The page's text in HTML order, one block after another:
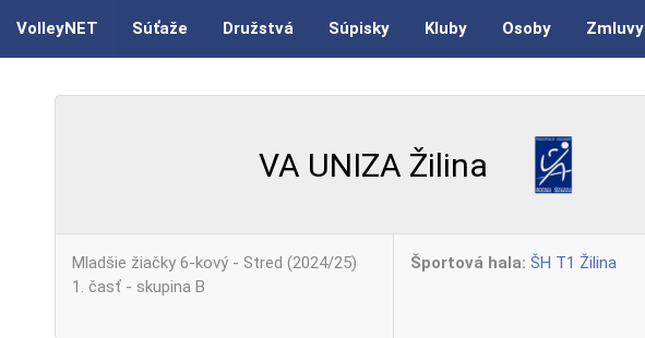
VolleyNET Súťaže Družstvá Súpisky Kluby Osoby Zmluvy
VA UNIZA Žilina
Mladšie žiačky 6-kový - Stred (2024/25)
1. časť - skupina B
Športová hala: ŠH T1 Žilina